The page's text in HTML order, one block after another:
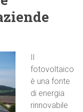
fotovoltaico
è una fonte
di energia
rinnovabile